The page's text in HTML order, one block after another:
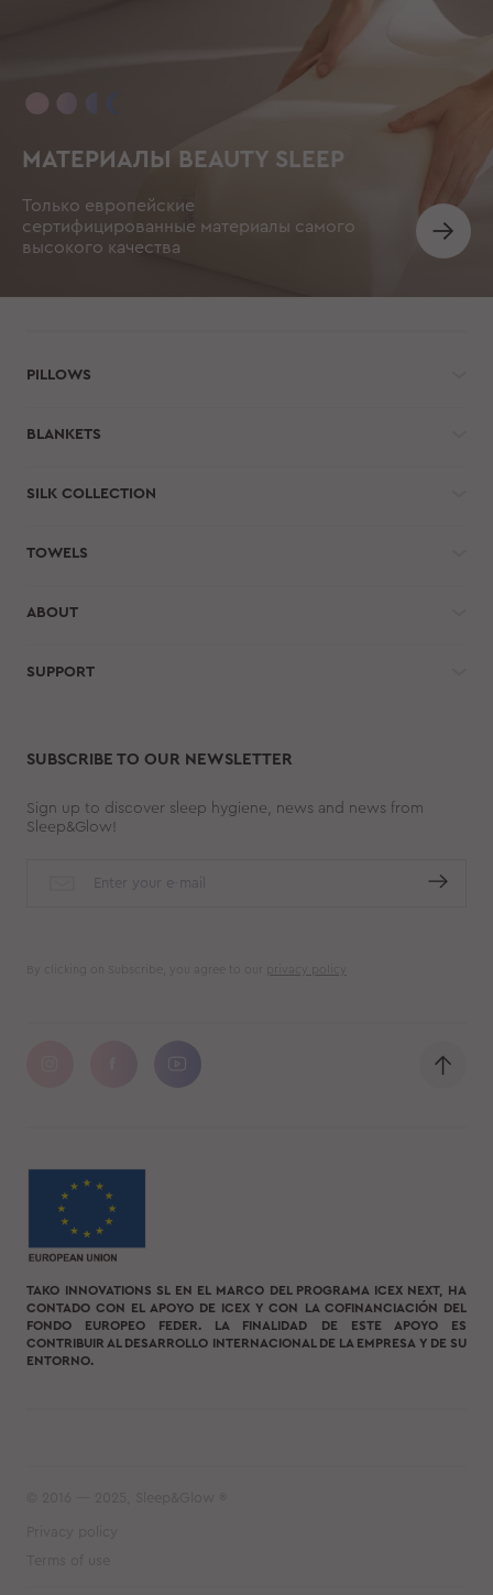
МАТЕРИАЛЫ BEAUTY SLEEP
Только европейские
сертифицированные материалы самого
высокого качества
PILLOWS
BLANKETS
SILK COLLECTION
TOWELS
ABOUT
SUPPORT
SUBSCRIBE TO OUR NEWSLETTER
Sign up to discover sleep hygiene, news and news from
Sleep&Glow!
By clicking on Subscribe, you agree to our privacy policy
TAKO INNOVATIONS SL EN EL MARCO DEL PROGRAMA ICEX NEXT, HA
CONTADO CON EL APOYO DE ICEX Y CON LA COFINANCIACIÓN DEL
FONDO EUROPEO FEDER. LA FINALIDAD DE ESTE APOYO ES
CONTRIBUIR AL DESARROLLO INTERNACIONAL DE LA EMPRESA Y DE SU
ENTORNO.